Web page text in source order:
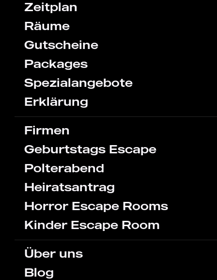
Zeitplan
Räume
Gutscheine
Packages
Spezialangebote
Erklärung
Firmen
Geburtstags Escape
Polterabend
Heiratsantrag
Horror Escape Rooms
Kinder Escape Room
Über uns
Blog